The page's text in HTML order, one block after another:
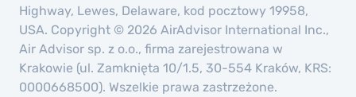
Highway, Lewes, Delaware, kod pocztowy 19958,
USA. Copyright © 2026 AirAdvisor International Inc.,
Air Advisor sp. z o.o., firma zarejestrowana w
Krakowie (ul. Zamknięta 10/1.5, 30-554 Kraków, KRS:
0000668500). Wszelkie prawa zastrzeżone.